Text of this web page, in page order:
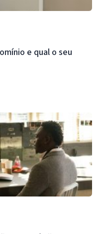
e qual o seu